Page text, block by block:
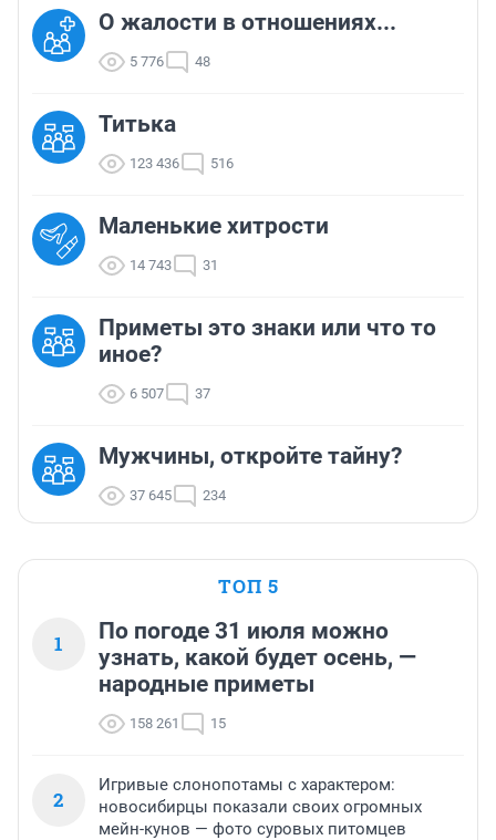
О жалости в отношениях...
5 776 48
Титька
123 436 516
Маленькие хитрости
14 743 31
Приметы это знаки или что то
иное?
6 507 37
Мужчины, откройте тайну?
37 645 234
ТОП 5
1
По погоде 31 июля можно
узнать, какой будет осень, —
народные приметы
158 261 15
2
Игривые слонопотамы с характером:
новосибирцы показали своих огромных
мейн-кунов — фото суровых питомцев